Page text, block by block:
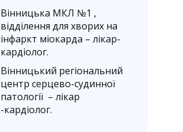
Вінницька МКЛ №1 ,
відділення для хворих на
інфаркт міокарда – лікар-
кардіолог.
Вінницький регіональний
центр серцево-судинної
патології – лікар
-кардіолог.